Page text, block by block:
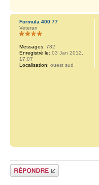
Formula 400 77
Veteran
Messages: 782
Enregistré le: 03 Jan 2012,
17:07
Localisation: ouest sud
Répondre